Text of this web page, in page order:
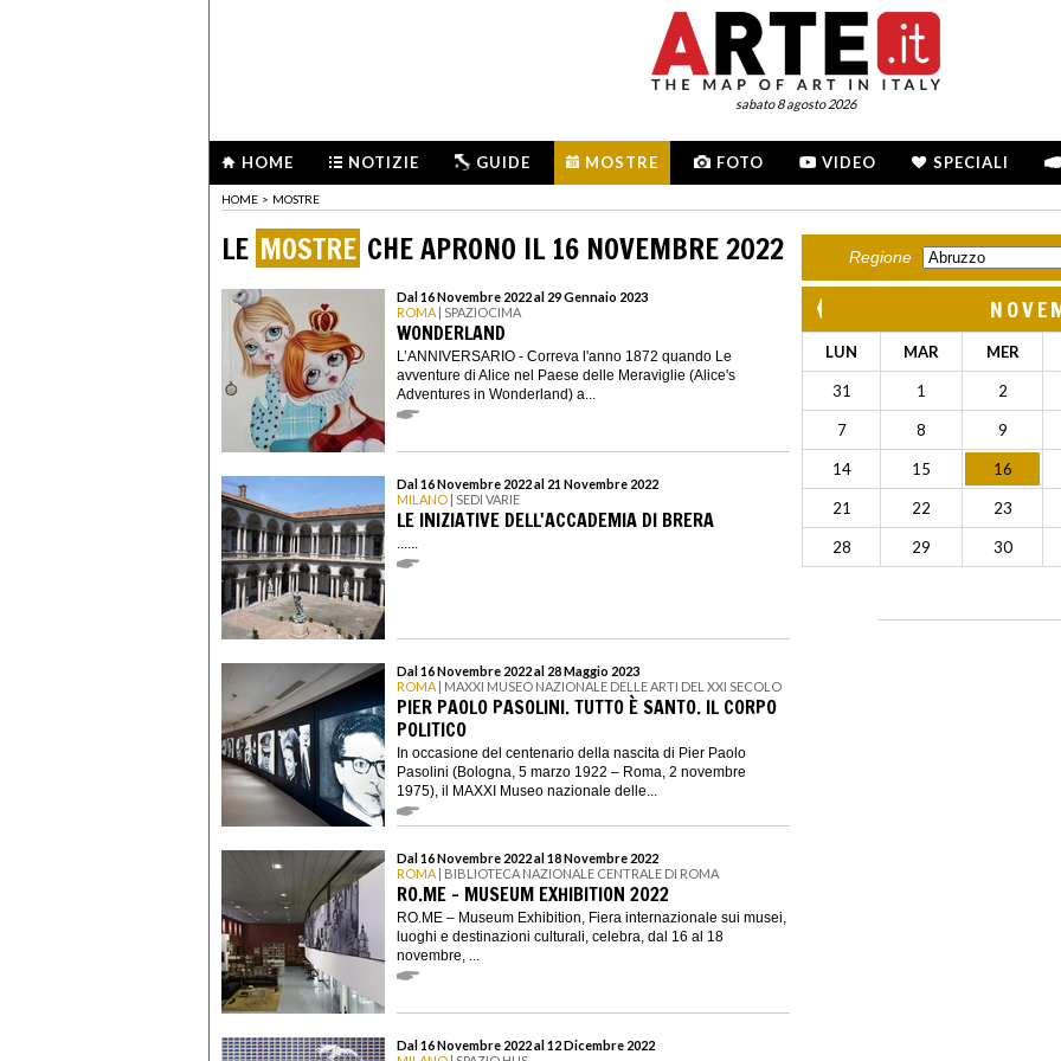
sabato 8 agosto 2026
HOME NOTIZIE GUIDE MOSTRE FOTO VIDEO SPECIALI
HOME > MOSTRE
LE MOSTRE CHE APRONO IL 16 NOVEMBRE 2022
Dal 16 Novembre 2022 al 29 Gennaio 2023
ROMA | SPAZIOCIMA
WONDERLAND
L’ANNIVERSARIO - Correva l'anno 1872 quando Le
avventure di Alice nel Paese delle Meraviglie (Alice's
Adventures in Wonderland) a...
Dal 16 Novembre 2022 al 21 Novembre 2022
MILANO | SEDI VARIE
LE INIZIATIVE DELL'ACCADEMIA DI BRERA
Dal 16 Novembre 2022 al 28 Maggio 2023
ROMA | MAXXI MUSEO NAZIONALE DELLE ARTI DEL XXI SECOLO
PIER PAOLO PASOLINI. TUTTO È SANTO. IL CORPO
POLITICO
In occasione del centenario della nascita di Pier Paolo
Pasolini (Bologna, 5 marzo 1922 – Roma, 2 novembre
1975), il MAXXI Museo nazionale delle...
Dal 16 Novembre 2022 al 18 Novembre 2022
ROMA | BIBLIOTECA NAZIONALE CENTRALE DI ROMA
RO.ME – MUSEUM EXHIBITION 2022
RO.ME – Museum Exhibition, Fiera internazionale sui musei,
luoghi e destinazioni culturali, celebra, dal 16 al 18
novembre, ...
Dal 16 Novembre 2022 al 12 Dicembre 2022
Regione
LUN MAR MER
31 1 2
7 8 9
14 15 16
21 22 23
28 29 30